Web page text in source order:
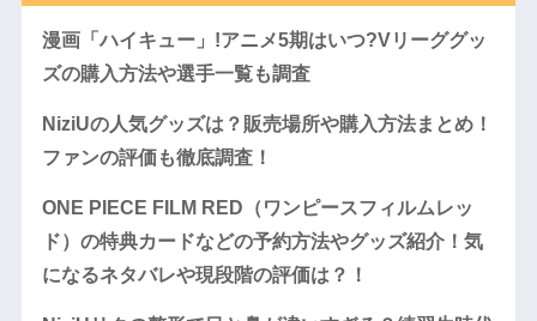
漫画「ハイキュー」!アニメ5期はいつ?Vリーググッ
ズの購入方法や選手一覧も調査
NiziUの人気グッズは？販売場所や購入方法まとめ！
ファンの評価も徹底調査！
ONE PIECE FILM RED（ワンピースフィルムレッ
ド）の特典カードなどの予約方法やグッズ紹介！気
になるネタバレや現段階の評価は？！